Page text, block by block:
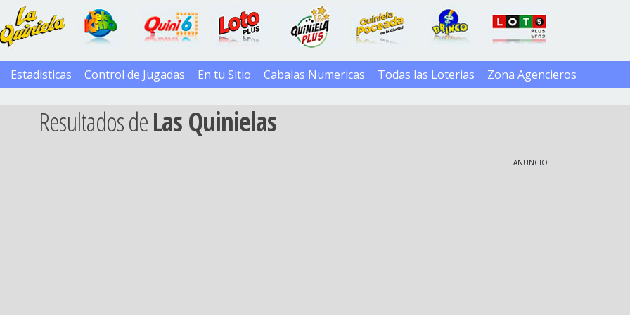
Estadisticas Control de Jugadas En tu Sitio Cabalas Numericas Todas las Loterias Zona Agencieros
Resultados deLas Quinielas
ANUNCIO